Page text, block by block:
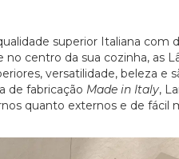
superior Italiana com
no centro da sua cozinha, as
versatilidade, beleza e
de fabricação Made in Italy,
quanto externos e de fácil